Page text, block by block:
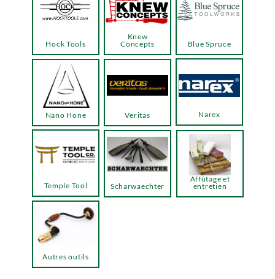
Hock Tools
Knew
Concepts
Temple Tool
Blue Spruce
Narex
Veritas
Nano Hone
Autres outils
Scharwaechter
Affûtage et
entretien